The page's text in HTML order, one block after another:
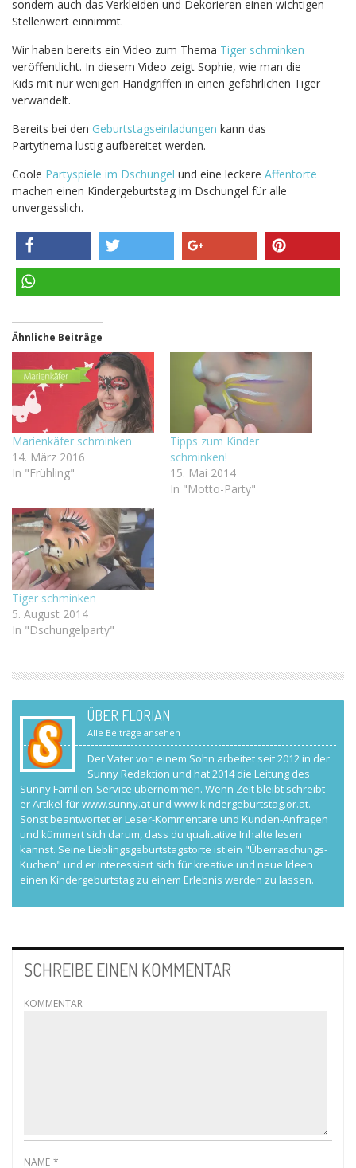
sondern auch das Verkleiden und Dekorieren einen wichtigen
Stellenwert einnimmt.
Wir haben bereits ein Video zum Thema Tiger schminken
veröffentlicht. In diesem Video zeigt Sophie, wie man die
Kids mit nur wenigen Handgriffen in einen gefährlichen Tiger
verwandelt.
Bereits bei den Geburtstagseinladungen kann das
Partythema lustig aufbereitet werden.
Coole Partyspiele im Dschungel und eine leckere Affentorte
machen einen Kindergeburtstag im Dschungel für alle
unvergesslich.
teilen
Ähnliche Beiträge
Marienkäfer schminken
14. März 2016
In "Frühling"
Tipps zum Kinder
schminken!
15. Mai 2014
In "Motto-Party"
Tiger schminken
5. August 2014
In "Dschungelparty"
ÜBER FLORIAN
Alle Beiträge ansehen
Der Vater von einem Sohn arbeitet seit 2012 in der
Sunny Redaktion und hat 2014 die Leitung des
Sunny Familien-Service übernommen. Wenn Zeit bleibt schreibt
er Artikel für www.sunny.at und www.kindergeburtstag.or.at.
Sonst beantwortet er Leser-Kommentare und Kunden-Anfragen
und kümmert sich darum, dass du qualitative Inhalte lesen
kannst. Seine Lieblingsgeburtstagstorte ist ein "Überraschungs-
Kuchen" und er interessiert sich für kreative und neue Ideen
einen Kindergeburtstag zu einem Erlebnis werden zu lassen.
SCHREIBE EINEN KOMMENTAR
KOMMENTAR
NAME *